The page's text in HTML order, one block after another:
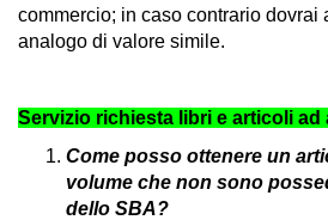
commercio; in caso contrario dovrai
analogo di valore simile.
Servizio richiesta libri e articoli ad
Come posso ottenere un
volume che non sono
dello SBA?